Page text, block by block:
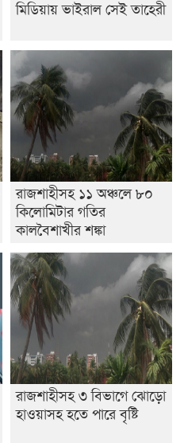
মিডিয়ায় ভাইরাল সেই তাহেরী
রাজশাহীসহ ১১ অঞ্চলে ৮০
কিলোমিটার গতির
কালবৈশাখীর শঙ্কা
রাজশাহীসহ ৩ বিভাগে ঝোড়ো
হাওয়াসহ হতে পারে বৃষ্টি